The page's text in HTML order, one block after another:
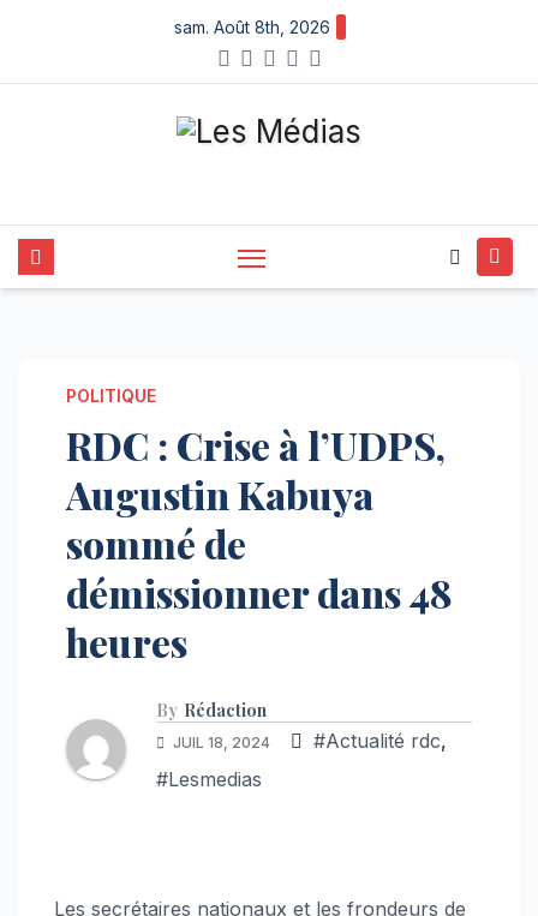
content
sam. Août 8th, 2026
POLITIQUE
RDC : Crise à l’UDPS,
Augustin Kabuya
sommé de
démissionner dans 48
heures
By Rédaction
JUIL 18, 2024 #Actualité rdc,
#Lesmedias
Les secrétaires nationaux et les frondeurs de